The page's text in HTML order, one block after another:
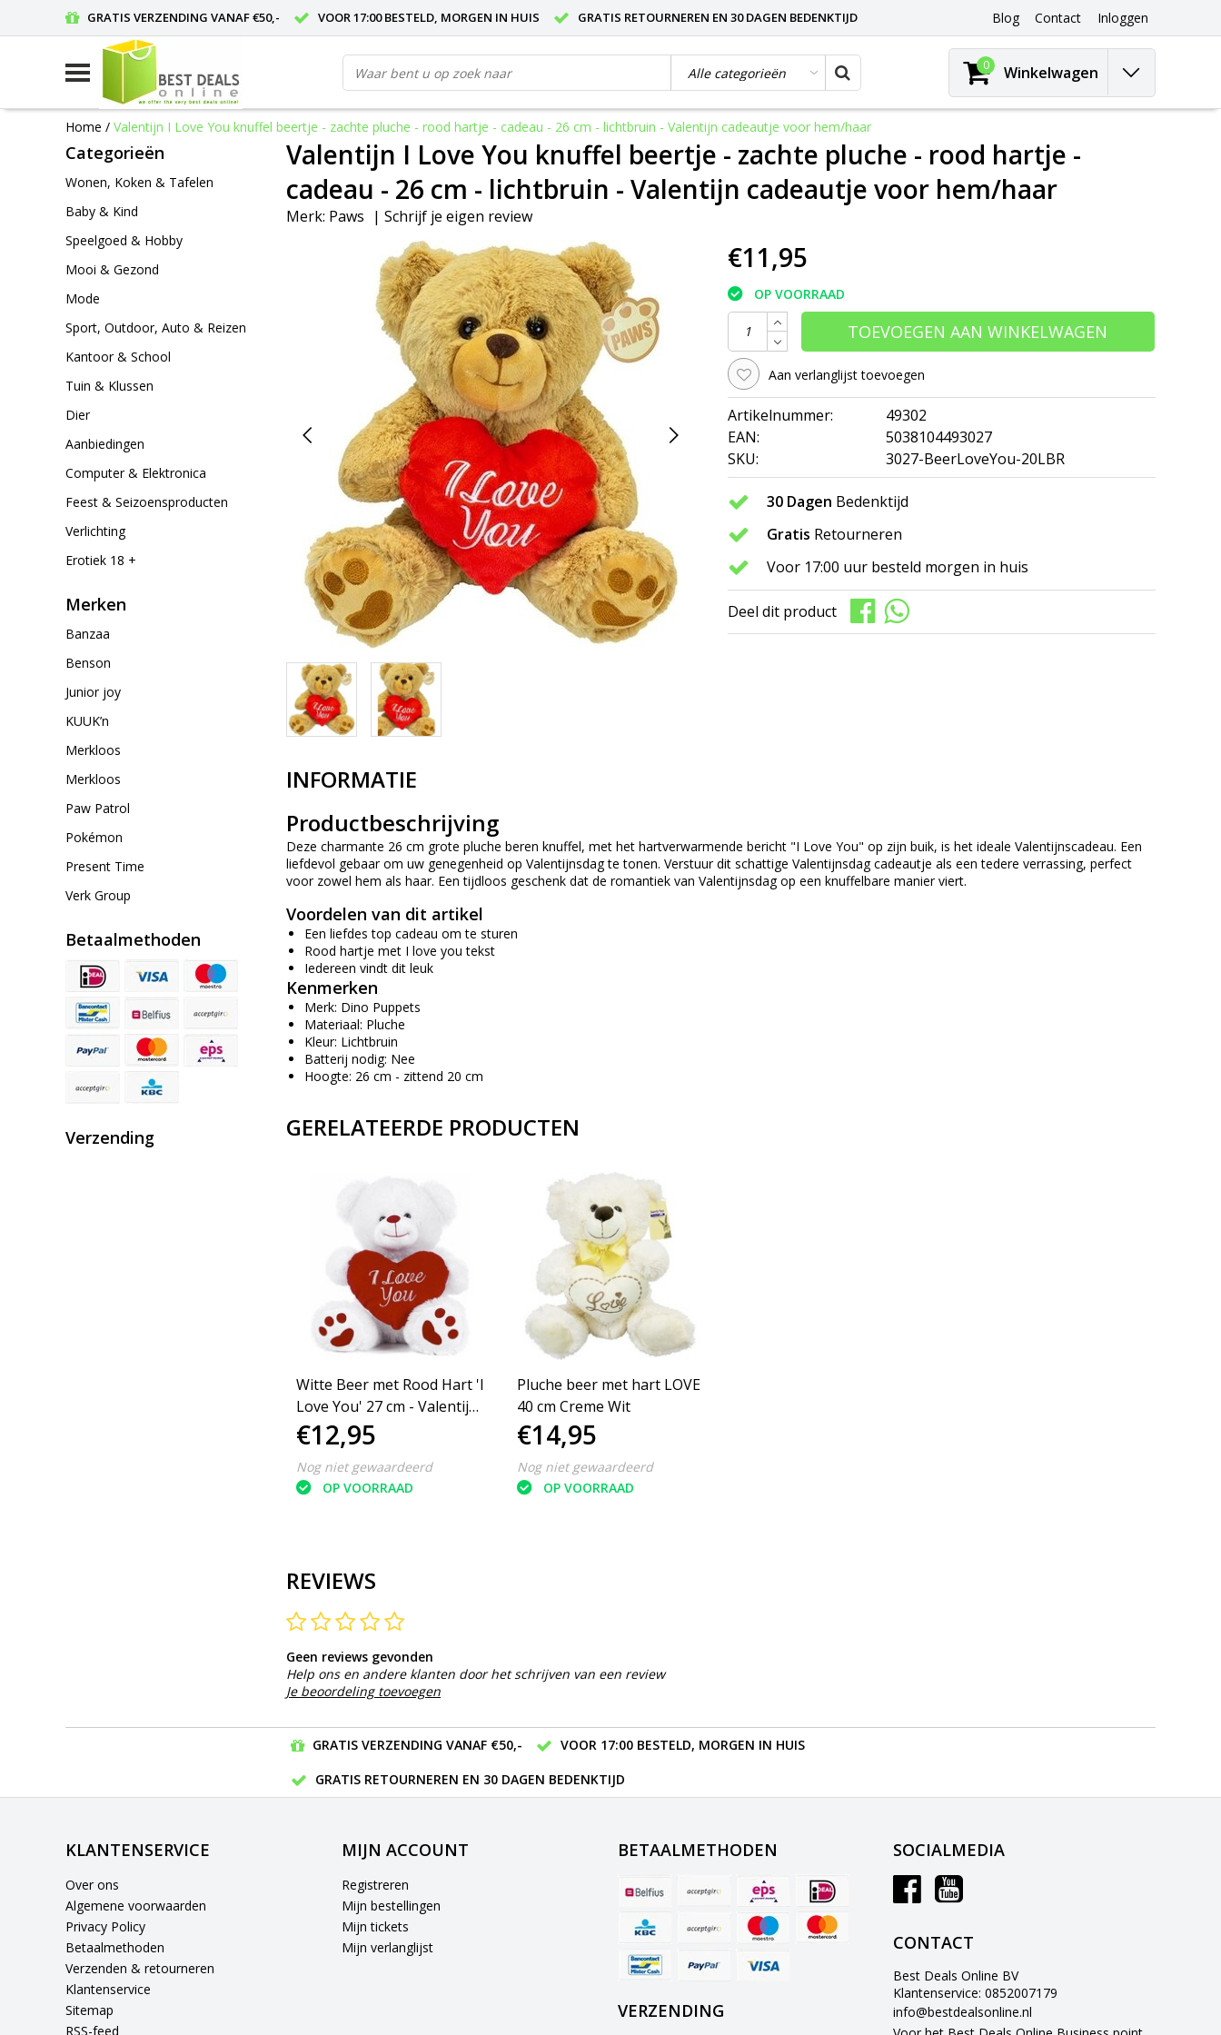
GRATIS VERZENDING VANAF €50,- VOOR 17:00 BESTELD, MORGEN IN HUIS GRATIS RETOURNEREN EN 30 DAGEN BEDENKTIJD Blog Contact Inloggen
0 Winkelwagen
Home / Valentijn I Love You knuffel beertje - zachte pluche - rood hartje - cadeau - 26 cm - lichtbruin - Valentijn cadeautje voor hem/haar
Categorieën
Wonen, Koken & Tafelen
Baby & Kind
Speelgoed & Hobby
Mooi & Gezond
Mode
Sport, Outdoor, Auto & Reizen
Kantoor & School
Tuin & Klussen
Dier
Aanbiedingen
Computer & Elektronica
Feest & Seizoensproducten
Verlichting
Erotiek 18 +
Merken
Banzaa
Benson
Junior joy
KUUK’n
Merkloos
Merkloos
Paw Patrol
Pokémon
Present Time
Verk Group
Betaalmethoden
Verzending
Valentijn I Love You knuffel beertje - zachte pluche - rood hartje -
cadeau - 26 cm - lichtbruin - Valentijn cadeautje voor hem/haar
Merk: Paws | Schrijf je eigen review
€11,95
OP VOORRAAD
TOEVOEGEN AAN WINKELWAGEN
Aan verlanglijst toevoegen
Artikelnummer:
49302
EAN:
5038104493027
SKU:
3027-BeerLoveYou-20LBR
30 Dagen Bedenktijd
Gratis Retourneren
Voor 17:00 uur besteld morgen in huis
Deel dit product
INFORMATIE
Productbeschrijving
Deze charmante 26 cm grote pluche beren knuffel, met het hartverwarmende bericht "I Love You" op zijn buik, is het ideale Valentijnscadeau. Een
liefdevol gebaar om uw genegenheid op Valentijnsdag te tonen. Verstuur dit schattige Valentijnsdag cadeautje als een tedere verrassing, perfect
voor zowel hem als haar. Een tijdloos geschenk dat de romantiek van Valentijnsdag op een knuffelbare manier viert.
Voordelen van dit artikel
Een liefdes top cadeau om te sturen
Rood hartje met I love you tekst
Iedereen vindt dit leuk
Kenmerken
Merk: Dino Puppets
Materiaal: Pluche
Kleur: Lichtbruin
Batterij nodig: Nee
Hoogte: 26 cm - zittend 20 cm
GERELATEERDE PRODUCTEN
Witte Beer met Rood Hart 'I
Love You' 27 cm - Valentijn
pluche knuffel
€12,95
Nog niet gewaardeerd
OP VOORRAAD
Pluche beer met hart LOVE
40 cm Creme Wit
€14,95
Nog niet gewaardeerd
OP VOORRAAD
REVIEWS
Geen reviews gevonden
Help ons en andere klanten door het schrijven van een review
Je beoordeling toevoegen
GRATIS VERZENDING VANAF €50,-
VOOR 17:00 BESTELD, MORGEN IN HUIS
GRATIS RETOURNEREN EN 30 DAGEN BEDENKTIJD
KLANTENSERVICE
Over ons
Algemene voorwaarden
Privacy Policy
Betaalmethoden
Verzenden & retourneren
Klantenservice
Sitemap
RSS-feed
MIJN ACCOUNT
Registreren
Mijn bestellingen
Mijn tickets
Mijn verlanglijst
BETAALMETHODEN
VERZENDING
SOCIALMEDIA
CONTACT
Best Deals Online BV
Klantenservice: 0852007179
info@bestdealsonline.nl